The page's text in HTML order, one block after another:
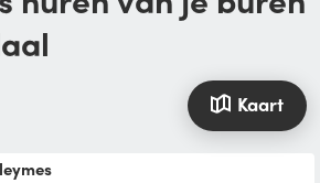
Kaart